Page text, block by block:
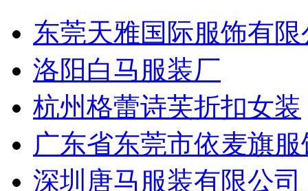
东莞天雅国际服饰有限
洛阳白马服装厂
杭州格蕾诗芙折扣女装
广东省东莞市依麦旗
深圳唐马服装有限公司